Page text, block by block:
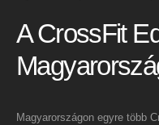
A CrossFit
Magyarországon egyre több